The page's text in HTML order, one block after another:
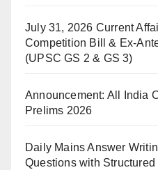
July 31, 2026 Current
Competition Bill & Ex-
(UPSC GS 2 & GS 3)
Announcement: All India
Prelims 2026
Daily Mains Answer
Questions with